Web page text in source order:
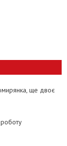
ще двоє
роботу